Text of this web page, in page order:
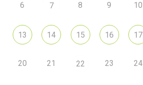
6 7 8 9 10
13 14 15 16 17
20 21 22 23 24